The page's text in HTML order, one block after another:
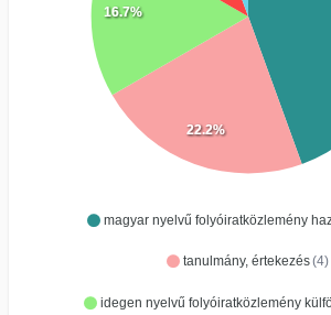
magyar nyelvű folyóiratközlemény
tanulmány, értekezés(4)
idegen nyelvű folyóiratközlemény
22.2%
16.7%